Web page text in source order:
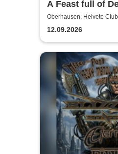
A Feast full of
Oberhausen, Helvete
12.09.2026